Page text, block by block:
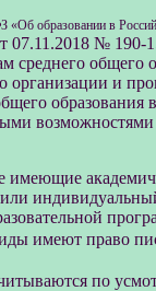
образовании в
№ 190-
среднего общего
и
образования
имеют право
по